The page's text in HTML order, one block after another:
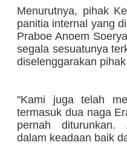
Menurutnya, pihak
panitia internal yang
Praboe Anoem
segala sesuatunya
diselenggarakan
"Kami juga telah
termasuk dua naga
pernah diturunkan.
dalam keadaan baik